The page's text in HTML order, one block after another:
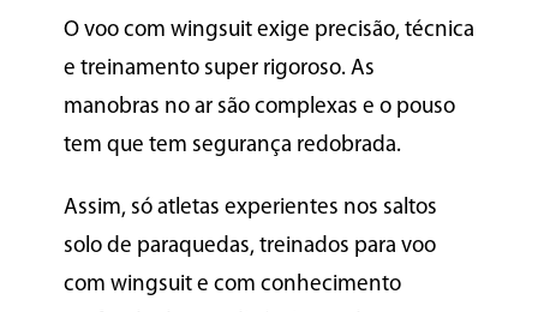
O voo com wingsuit exige precisão, técnica
e treinamento super rigoroso. As
manobras no ar são complexas e o pouso
tem que tem segurança redobrada.
Assim, só atletas experientes nos saltos
solo de paraquedas, treinados para voo
com wingsuit e com conhecimento